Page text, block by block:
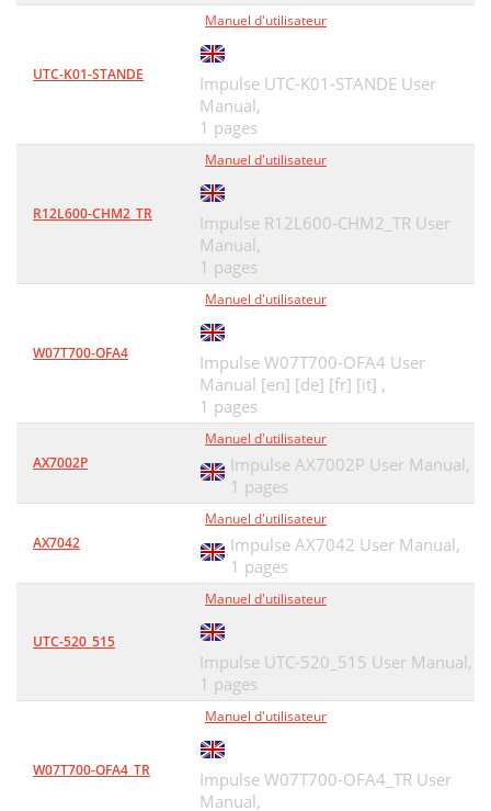
UTC-K01-STANDE
Manuel d'utilisateur
Impulse UTC-K01-STANDE User
Manual,
1 pages
R12L600-CHM2_TR
Manuel d'utilisateur
Impulse R12L600-CHM2_TR User
Manual,
1 pages
W07T700-OFA4
Manuel d'utilisateur
Impulse W07T700-OFA4 User
Manual [en] [de] [fr] [it] ,
1 pages
AX7002P
Manuel d'utilisateur
Impulse AX7002P User Manual,
1 pages
AX7042
Manuel d'utilisateur
Impulse AX7042 User Manual,
1 pages
UTC-520_515
Manuel d'utilisateur
Impulse UTC-520_515 User Manual,
1 pages
W07T700-OFA4_TR
Manuel d'utilisateur
Impulse W07T700-OFA4_TR User
Manual,